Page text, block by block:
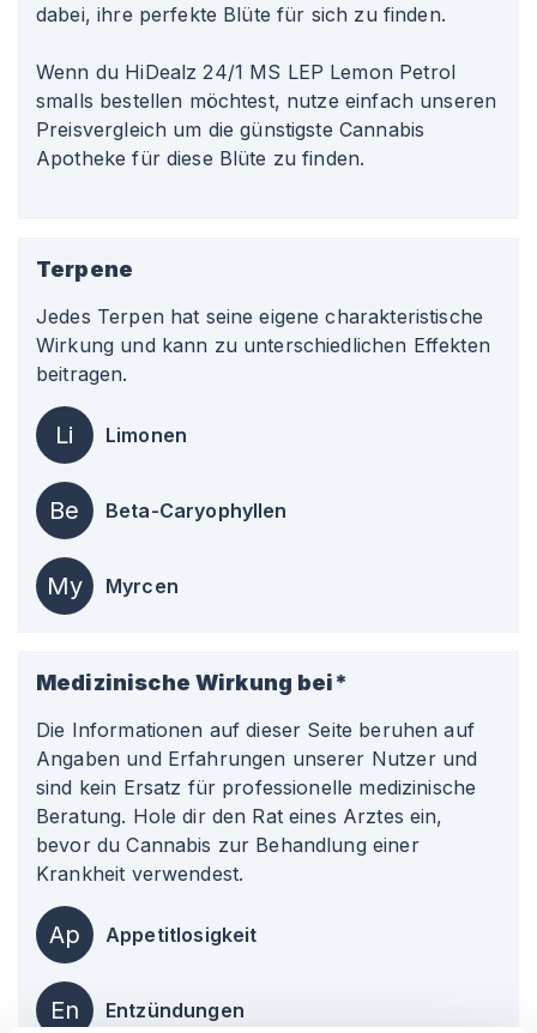
dabei, ihre perfekte Blüte für sich zu finden.
Wenn du HiDealz 24/1 MS LEP Lemon Petrol
smalls bestellen möchtest, nutze einfach unseren
Preisvergleich um die günstigste Cannabis
Apotheke für diese Blüte zu finden.
Terpene
Jedes Terpen hat seine eigene charakteristische
Wirkung und kann zu unterschiedlichen Effekten
beitragen.
Li Limonen
Be Beta-Caryophyllen
My Myrcen
Medizinische Wirkung bei*
Die Informationen auf dieser Seite beruhen auf
Angaben und Erfahrungen unserer Nutzer und
sind kein Ersatz für professionelle medizinische
Beratung. Hole dir den Rat eines Arztes ein,
bevor du Cannabis zur Behandlung einer
Krankheit verwendest.
Ap Appetitlosigkeit
En Entzündungen